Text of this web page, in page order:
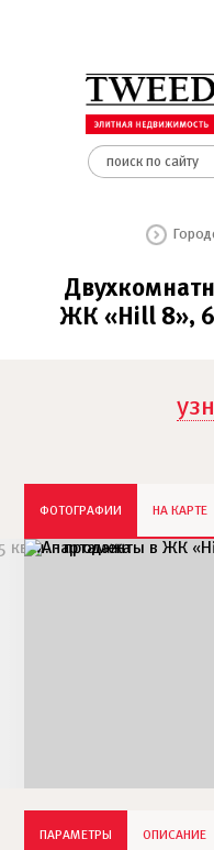
ЖК «Hill 8»,
ФОТОГРАФИИ НА КАРТЕ
ПАРАМЕТРЫ ОПИСАНИЕ